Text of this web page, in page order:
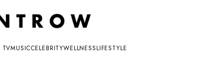
TVMUSICCELEBRITYWELLNESSLIFESTYLE